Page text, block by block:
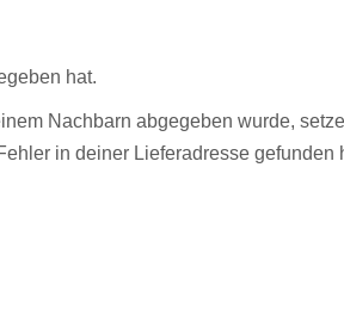
hat.
Nachbarn abgegeben wurde,
in deiner Lieferadresse gefunden